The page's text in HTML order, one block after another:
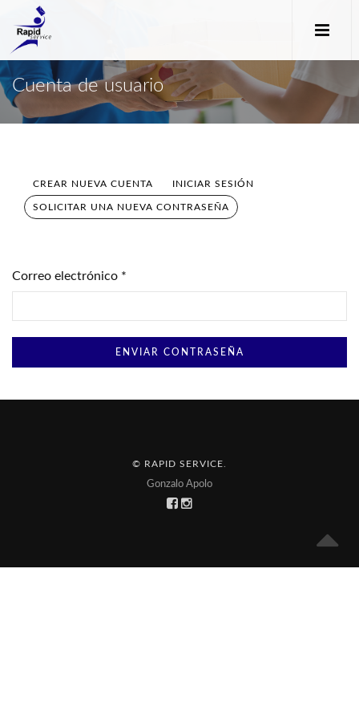
Cuenta de usuario
Solapas principales
CREAR NUEVA CUENTA INICIAR SESIÓN
SOLICITAR UNA NUEVA CONTRASEÑA (SOLAPA
ACTIVA)
Correo electrónico *
© RAPID SERVICE
Gonzalo Apolo